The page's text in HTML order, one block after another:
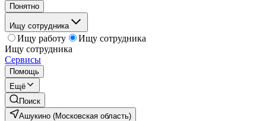
Понятно
Ищу сотрудника
Ищу работу
Ищу сотрудника
Ищу сотрудника
Сервисы
Помощь
Ещё
Поиск
Ашукино (Московская область)